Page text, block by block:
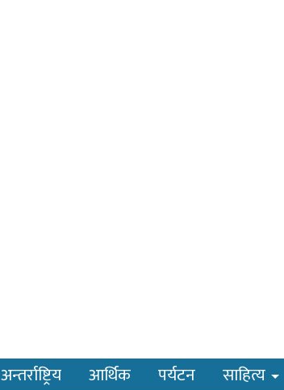
अन्तर्राष्ट्रिय आर्थिक पर्यटन साहित्य